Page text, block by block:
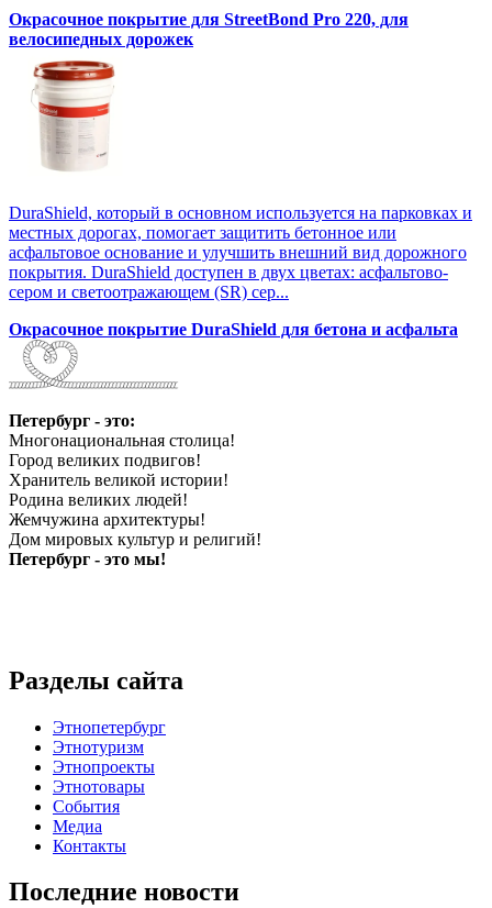
Окрасочное покрытие для StreetBond Pro 220, для
велосипедных дорожек
DuraShield, который в основном используется на парковках и
местных дорогах, помогает защитить бетонное или
асфальтовое основание и улучшить внешний вид дорожного
покрытия. DuraShield доступен в двух цветах: асфальтово-
сером и светоотражающем (SR) сер...
Окрасочное покрытие DuraShield для бетона и асфальта
Петербург - это:
Многонациональная столица!
Город великих подвигов!
Хранитель великой истории!
Родина великих людей!
Жемчужина архитектуры!
Дом мировых культур и религий!
Петербург - это мы!
Разделы сайта
Этнопетербург
Этнотуризм
Этнопроекты
Этнотовары
События
Медиа
Контакты
Последние новости